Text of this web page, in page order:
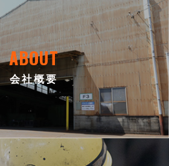
ABOUT
会社概要